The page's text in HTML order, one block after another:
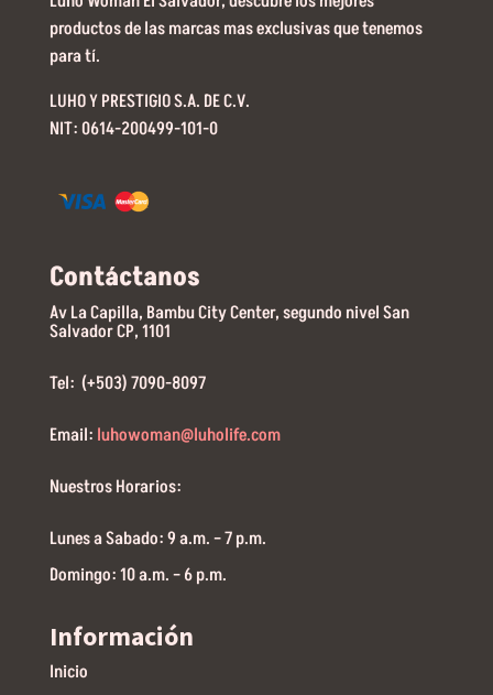
productos de las marcas mas exclusivas que tenemos
para tí.
LUHO Y PRESTIGIO S.A. DE C.V.
NIT: 0614-200499-101-0
Contáctanos
Av La Capilla, Bambu City Center, segundo nivel San
Salvador CP, 1101
Tel: (+503) 7090-8097
Email: luhowoman@luholife.com
Nuestros Horarios:
Lunes a Sabado: 9 a.m. – 7 p.m.
Domingo: 10 a.m. – 6 p.m.
Información
Inicio